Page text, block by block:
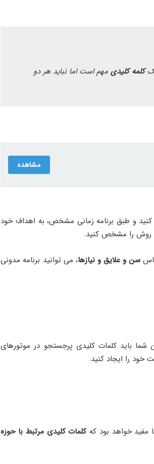
کلمه کلیدیمهم است اما نباید هر دو
مشاهده
و طبق برنامه زمانی مشخص، به اهداف خود
روش را مشخص کنید.
سن و علایق و نیازها، می توانید برنامه مدونی
شما باید کلمات کلیدی پرجستجو در موتورهای
خود را ایجاد کنید.
مفید خواهد بود که کلمات کلیدی مرتبط با حوزه